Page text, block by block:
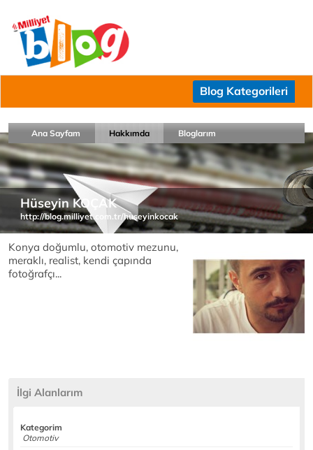
Blog Kategorileri
Ana Sayfam Hakkımda Bloglarım
Hüseyin KOÇAK
http://blog.milliyet.com.tr/huseyinkocak
Konya doğumlu, otomotiv mezunu,
meraklı, realist, kendi çapında
fotoğrafçı...
İlgi Alanlarım
Kategorim
Otomotiv